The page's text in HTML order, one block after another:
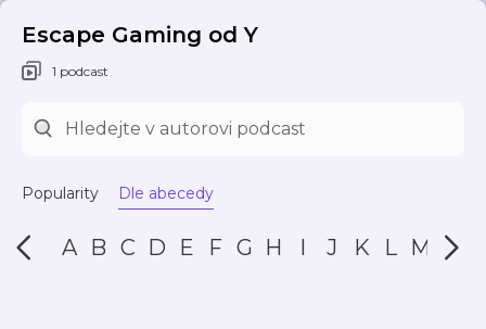
Escape Gaming od Y
1 podcast
Popularity Dle abecedy
A B C D E F G H I J K L M N